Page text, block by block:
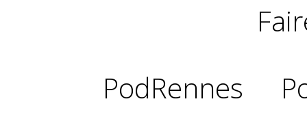
PodRennes